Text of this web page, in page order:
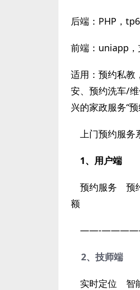
后端：PHP，
前端：uniapp，
适用：预约私
安、预约洗车/
兴的家政服务“
上门预约服务
1、用户端
预约服务 预
额
——-
2、技师端
实时定位 智